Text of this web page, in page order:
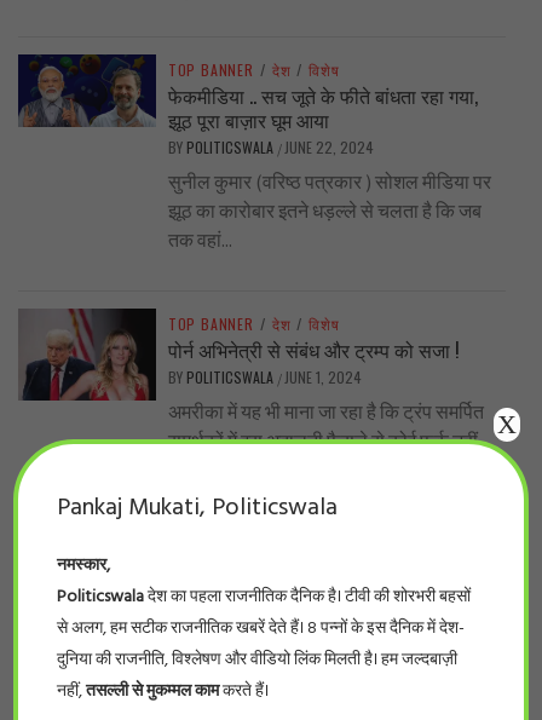
TOP BANNER / देश / विशेष
फेकमीडिया .. सच जूते के फीते बांधता रहा गया,
झूठ पूरा बाज़ार घूम आया
BY POLITICSWALA / JUNE 22, 2024
सुनील कुमार (वरिष्ठ पत्रकार ) सोशल मीडिया पर
झूठ का कारोबार इतने धड़ल्ले से चलता है कि जब
तक वहां...
TOP BANNER / देश / विशेष
पोर्न अभिनेत्री से संबंध और ट्रम्प को सजा !
BY POLITICSWALA / JUNE 1, 2024
अमरीका में यह भी माना जा रहा है कि ट्रंप समर्पित
समर्थकों में इस अदालती फैसले से कोई फर्क नहीं...
BY POLITICSWALA/MAY 28, 2024
#politicswala Report भोपाल। लम्बे इंतज़ार के
बाद आखिर फर्जी नर्सिंग कॉलेजों की सूची सामने आ
ही गई। इंडियन नर्सिंग काउंसिलके...
Pankaj Mukati, Politicswala
नमस्कार,
Politicswalaदेश का पहला राजनीतिक दैनिक है। टीवी की शोरभरी बहसों
से अलग, हम सटीक राजनीतिक खबरें देते हैं। 8 पन्नों के इस दैनिक में देश-
दुनिया की राजनीति, विश्लेषण और वीडियो लिंक मिलती है। हम जल्दबाज़ी
नहीं,तसल्ली से मुकम्मल कामकरते हैं।
X